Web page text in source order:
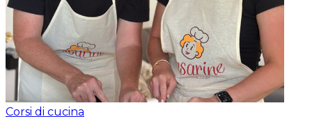
Corsi di cucina